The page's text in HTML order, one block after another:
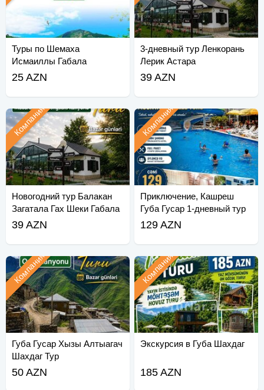
Туры по Шемаха
Исмаиллы Габала
25 AZN
3-дневный тур Ленкорань
Лерик Астара
39 AZN
Новогодний тур Балакан
Загатала Гах Шеки Габала
Компания
39 AZN
Приключение, Кашреш
Губа Гусар 1-дневный тур
Компания
129 AZN
Губа Гусар Хызы Алтыагач
Шахдаг Тур
Компания
50 AZN
Экскурсия в Губа Шахдаг
Компания
185 AZN